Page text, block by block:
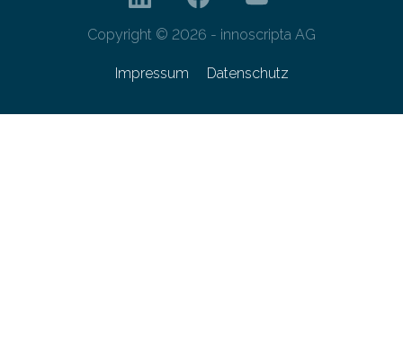
Copyright © 2026 - innoscripta AG
Impressum Datenschutz